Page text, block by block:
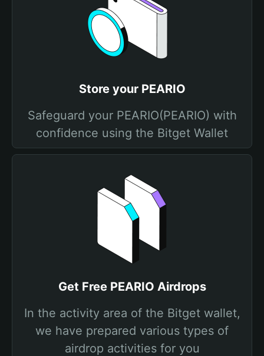
Store your PEARIO
Safeguard your PEARIO(PEARIO) with
confidence using the Bitget Wallet
Get Free PEARIO Airdrops
In the activity area of the Bitget wallet,
we have prepared various types of
airdrop activities for you